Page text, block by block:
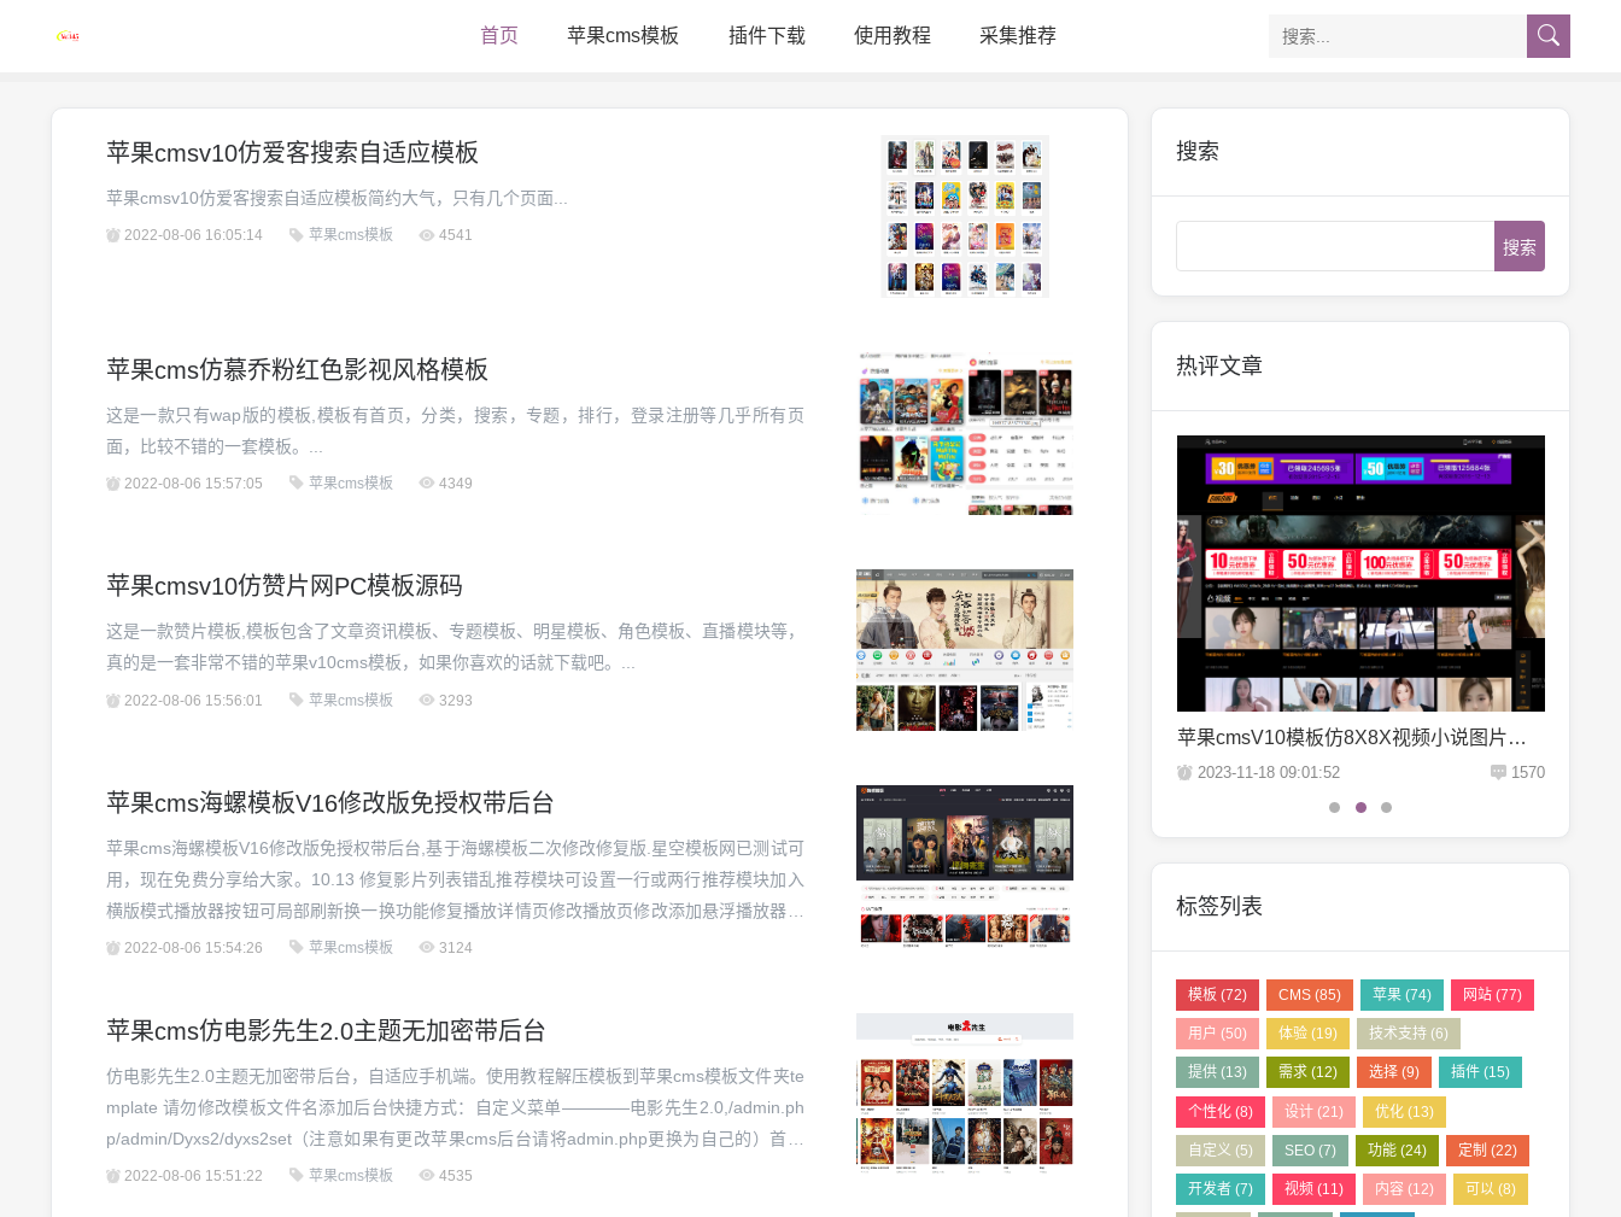
首页 苹果cms模板 插件下载 使用教程 采集推荐
苹果cmsv10仿爱客搜索自适应模板
苹果cmsv10仿爱客搜索自适应模板简约大气，只有几个页面...
2022-08-06 16:05:14 苹果cms模板 4541
苹果cms仿慕乔粉红色影视风格模板
这是一款只有wap版的模板,模板有首页，分类，搜索，专题，排行，登录注册等几乎所有页
面，比较不错的一套模板。...
2022-08-06 15:57:05 苹果cms模板 4349
苹果cmsv10仿赞片网PC模板源码
这是一款赞片模板,模板包含了文章资讯模板、专题模板、明星模板、角色模板、直播模块等，
真的是一套非常不错的苹果v10cms模板，如果你喜欢的话就下载吧。...
2022-08-06 15:56:01 苹果cms模板 3293
苹果cms海螺模板V16修改版免授权带后台
苹果cms海螺模板V16修改版免授权带后台,基于海螺模板二次修改修复版.星空模板网已测试可
用，现在免费分享给大家。10.13 修复影片列表错乱推荐模块可设置一行或两行推荐模块加入
横版模式播放器按钮可局部刷新换一换功能修复播放详情页修改播放页修改添加悬浮播放器首
页模板新增今日更新模块，后台可关闭修复其他bug近乎完美！海螺模板V16修改版安装说
2022-08-06 15:54:26 苹果cms模板 3124
苹果cms仿电影先生2.0主题无加密带后台
仿电影先生2.0主题无加密带后台，自适应手机端。使用教程解压模板到苹果cms模板文件夹te
mplate 请勿修改模板文件名添加后台快捷方式：自定义菜单————电影先生2.0,/admin.ph
p/admin/Dyxs2/dyxs2set（注意如果有更改苹果cms后台请将admin.php更换为自己的）首页
幻灯片————设置推荐9正在热播————设置推荐8更新日志：—-2021-05—-...
2022-08-06 15:51:22 苹果cms模板 4535
搜索
热评文章
苹果CMSV10仿奈飞影视响应式模板 苹果cmsV10模板仿8X8X视频小说图片合一网站源码
2023-11-18 09:01:52 1570
标签列表
模板 (72) CMS (85) 苹果 (74) 网站 (77)
用户 (50) 体验 (19) 技术支持 (6)
提供 (13) 需求 (12) 选择 (9) 插件 (15)
个性化 (8) 设计 (21) 优化 (13)
自定义 (5) SEO (7) 功能 (24) 定制 (22)
开发者 (7) 视频 (11) 内容 (12) 可以 (8)